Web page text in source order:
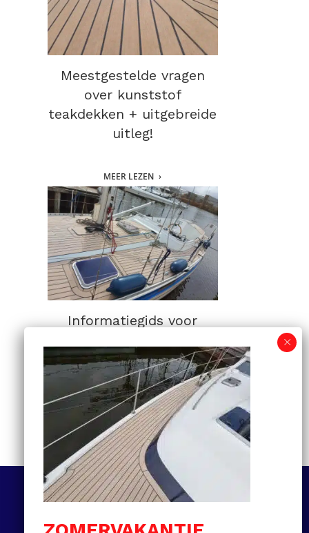
Meestgestelde vragen
over kunststof
teakdekken + uitgebreide
uitleg!
MEER LEZEN
Informatiegids voor
van selectie tot
onderhoud en prijzen
MEER LEZEN
Volg ons